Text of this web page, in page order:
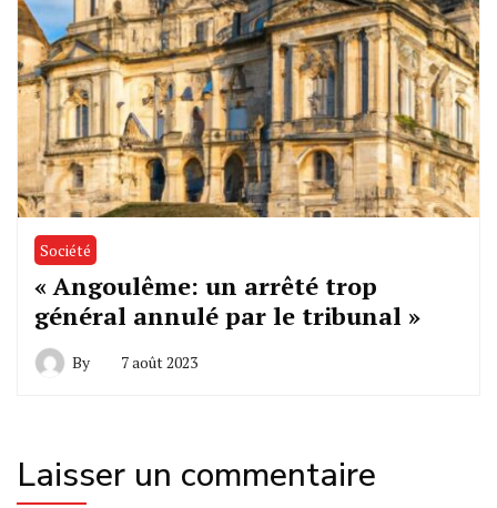
Société
« Angoulême: un arrêté trop
général annulé par le tribunal »
By 7 août 2023
Laisser un commentaire